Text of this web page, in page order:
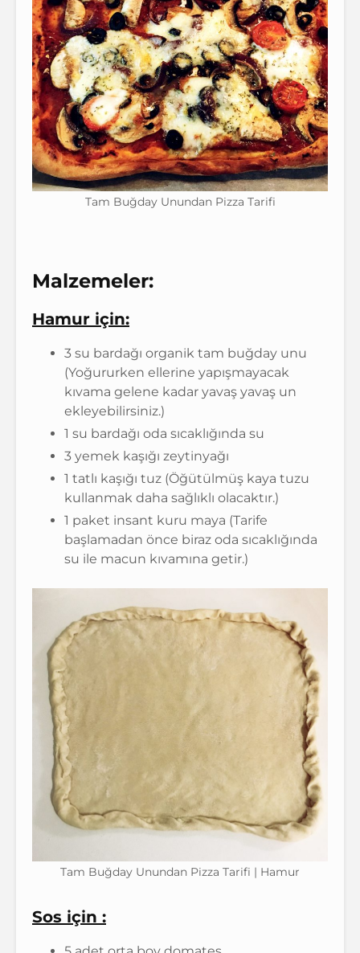
Tam Buğday Unundan Pizza Tarifi
Malzemeler:
Hamur için:
3 su bardağı organik tam buğday unu
(Yoğururken ellerine yapışmayacak
kıvama gelene kadar yavaş yavaş un
ekleyebilirsiniz.)
1 su bardağı oda sıcaklığında su
3 yemek kaşığı zeytinyağı
1 tatlı kaşığı tuz (Öğütülmüş kaya tuzu
kullanmak daha sağlıklı olacaktır.)
1 paket insant kuru maya (Tarife
başlamadan önce biraz oda sıcaklığında
su ile macun kıvamına getir.)
Tam Buğday Unundan Pizza Tarifi | Hamur
Sos için :